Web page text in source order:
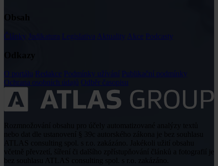
Články Judikatura Legislativa Aktuality Akce Podcasty
O portálu Redakce Podmínky užívání Publikační podmínky
Ochrana osobních údajů Odběr časopisu
včetně převzetí, šíření či dalšího zpřístupňování článků a fotografií je